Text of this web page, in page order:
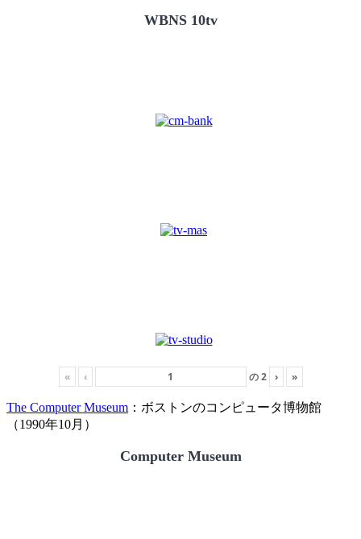
WBNS 10tv
« ‹ の2 › »
The Computer Museum ：ボストンのコンピュータ博物館
（1990年10月）
Computer Museum